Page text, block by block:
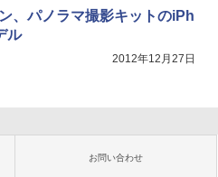
、パノラマ撮影キットのiPh
ル
2012年12月27日
お問い合わせ